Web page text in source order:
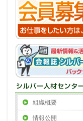
組織概要
情報公開